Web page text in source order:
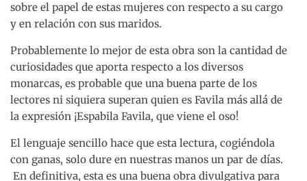
sobre el papel de estas mujeres con respecto a su cargo
y en relación con sus maridos.
Probablemente lo mejor de esta obra son la cantidad de
curiosidades que aporta respecto a los diversos
monarcas, es probable que una buena parte de los
lectores ni siquiera superan quien es Favila más allá de
la expresión ¡Espabila Favila, que viene el oso!
El lenguaje sencillo hace que esta lectura, cogiéndola
con ganas, solo dure en nuestras manos un par de días.
En definitiva, esta es una buena obra divulgativa para